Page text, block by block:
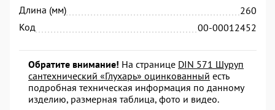
Длина (мм)
260
Код
00-00012452
Обратите внимание! На странице DIN 571 Шуруп
сантехнический «Глухарь» оцинкованный есть
подробная техническая информация по данному
изделию, размерная таблица, фото и видео.